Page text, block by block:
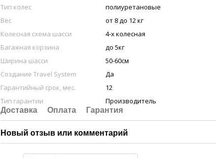
Тип колес
полиуретановые
Вес
от 8 до 12 кг
Колесная схема шасси
4-х колесная
Багажная корзина
до 5кг
Ширина шасси
50-60см
Создание Travel System
Да
Гарантийный срок, мес.
12
Тип гарантии
Производитель
Доставка Оплата Гарантия
Новый отзыв или комментарий